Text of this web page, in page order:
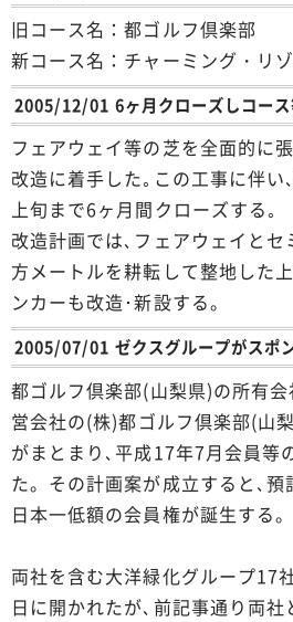
旧コース名：都ゴルフ倶楽部
新コース名：チャーミング・リ
2005/12/01 6ヶ月クローズしコー
フェアウェイ等の芝を全面的に
改造に着手した｡この工事に伴い
上旬まで6ヶ月間クローズする｡
改造計画では､フェアウェイと
方メートルを耕転して整地した
ンカーも改造･新設する。
2005/07/01 ゼクスグループがスポ
都ゴルフ倶楽部(山梨県)の所有
営会社の(株)都ゴルフ倶楽部(山
がまとまり､平成17年7月会員等
た。その計画案が成立すると､預
日本一低額の会員権が誕生する。
両社を含む大洋緑化グループ17
日に開かれたが､前記事通り両